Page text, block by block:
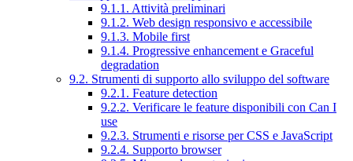
9.1.1. Attività preliminari
9.1.2. Web design responsivo e accessibile
9.1.3. Mobile first
9.1.4. Progressive enhancement e Graceful
degradation
9.2. Strumenti di supporto allo sviluppo del software
9.2.1. Feature detection
9.2.2. Verificare le feature disponibili con Can I
use
9.2.3. Strumenti e risorse per CSS e JavaScript
9.2.4. Supporto browser